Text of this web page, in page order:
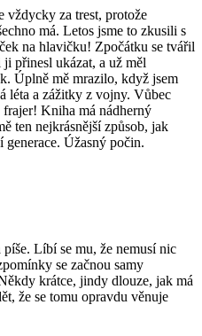
vždycky za trest, protože
má. Letos jsme to zkusili s
na hlavičku! Zpočátku se tvářil
přinesl ukázat, a už měl
Úplně mě mrazilo, když jsem
léta a zážitky z vojny. Vůbec
Kniha má nádherný
ten nejkrásnější způsob, jak
Úžasný počin.
Líbí se mu, že nemusí nic
se začnou samy
krátce, jindy dlouze, jak má
že se tomu opravdu věnuje